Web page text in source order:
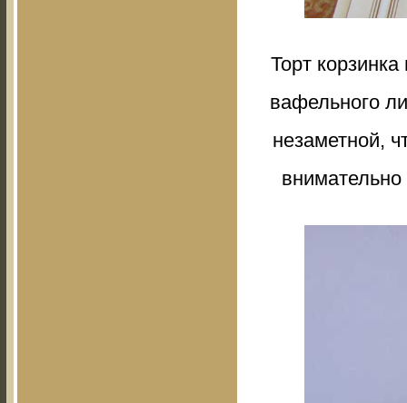
Торт
вафельного
незаметной,